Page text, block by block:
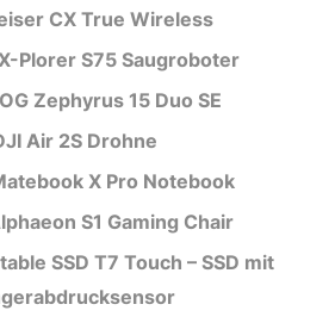
CX True Wireless
Plorer S75 Saugroboter
Zephyrus 15 Duo SE
Air 2S Drohne
X Pro Notebook
S1 Gaming Chair
SSD T7 Touch – SSD mit